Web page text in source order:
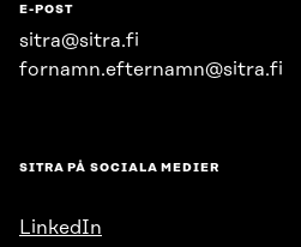
E-POST
sitra@sitra.fi
fornamn.efternamn@sitra.fi
SITRA PÅ SOCIALA MEDIER
LinkedIn